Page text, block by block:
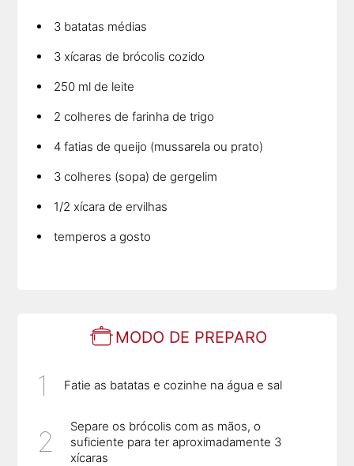
3 batatas médias
3 xícaras de brócolis cozido
250 ml de leite
2 colheres de farinha de trigo
4 fatias de queijo (mussarela ou prato)
3 colheres (sopa) de gergelim
1/2 xícara de ervilhas
temperos a gosto
MODO DE PREPARO
Fatie as batatas e cozinhe na água e sal
Separe os brócolis com as mãos, o
suficiente para ter aproximadamente 3
xícaras